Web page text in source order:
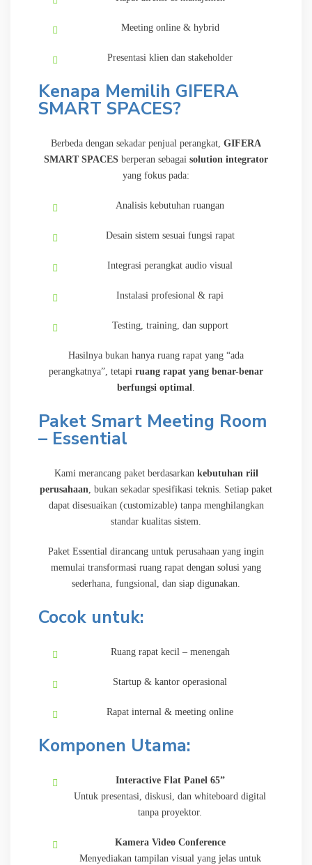
Meeting online & hybrid
Presentasi klien dan stakeholder
Kenapa Memilih GIFERA
SMART SPACES?
Berbeda dengan sekadar penjual perangkat, GIFERA
SMART SPACES berperan sebagai solution integrator
yang fokus pada:
Analisis kebutuhan ruangan
Desain sistem sesuai fungsi rapat
Integrasi perangkat audio visual
Instalasi profesional & rapi
Testing, training, dan support
Hasilnya bukan hanya ruang rapat yang “ada
perangkatnya”, tetapi ruang rapat yang benar-benar
berfungsi optimal.
Paket Smart Meeting Room
– Essential
Kami merancang paket berdasarkan kebutuhan riil
perusahaan, bukan sekadar spesifikasi teknis. Setiap paket
dapat disesuaikan (customizable) tanpa menghilangkan
standar kualitas sistem.
Paket Essential dirancang untuk perusahaan yang ingin
memulai transformasi ruang rapat dengan solusi yang
sederhana, fungsional, dan siap digunakan.
Cocok untuk:
Ruang rapat kecil – menengah
Startup & kantor operasional
Rapat internal & meeting online
Komponen Utama:
Interactive Flat Panel 65”
Untuk presentasi, diskusi, dan whiteboard digital
tanpa proyektor.
Kamera Video Conference
Menyediakan tampilan visual yang jelas untuk